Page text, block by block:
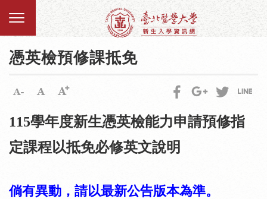
憑英檢預修課抵免
115學年度新生憑英檢能力申請預修指
定課程以抵免必修英文說明
倘有異動，請以最新公告版本為準。